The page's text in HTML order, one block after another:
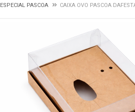
ESPECIAL PASCOA CAIXA OVO PASCOA